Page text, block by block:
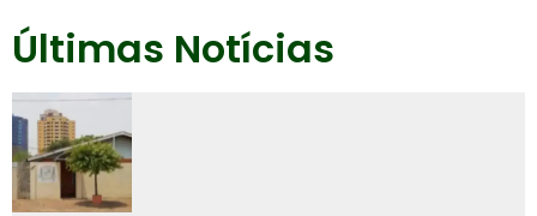
Últimas Notícias